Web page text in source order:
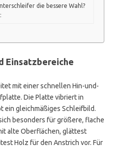
die bessere Wahl?
Einsatzbereiche
mit einer schnellen Hin-und-
Die Platte vibriert in
ein gleichmäßiges Schleifbild.
besonders für größere, flache
alte Oberflächen, glättest
Holz für den Anstrich vor. Für